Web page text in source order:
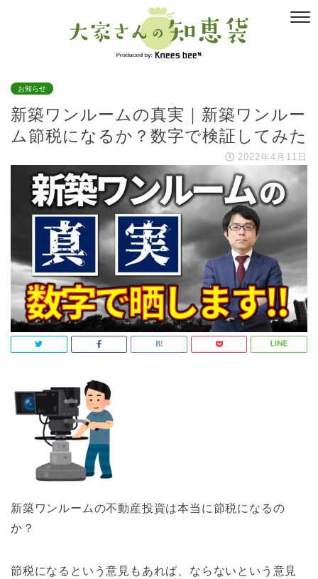
お知らせ
新築ワンルームの真実｜新築ワンルー
ム節税になるか？数字で検証してみた
2022年4月11日
新築ワンルームの不動産投資は本当に節税になるの
か？
節税になるという意見もあれば、ならないという意見